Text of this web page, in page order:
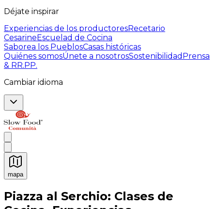
Déjate inspirar
Experiencias de los productoresRecetario
CesarineEscuelad de Cocina
Saborea los PueblosCasas históricas
Quiénes somosÚnete a nosotrosSostenibilidad Prensa
& RR.PP.
Cambiar idioma
mapa
Experiencias culinarias inolvidables: Experiencias
Piazza al Serchio: Clases de